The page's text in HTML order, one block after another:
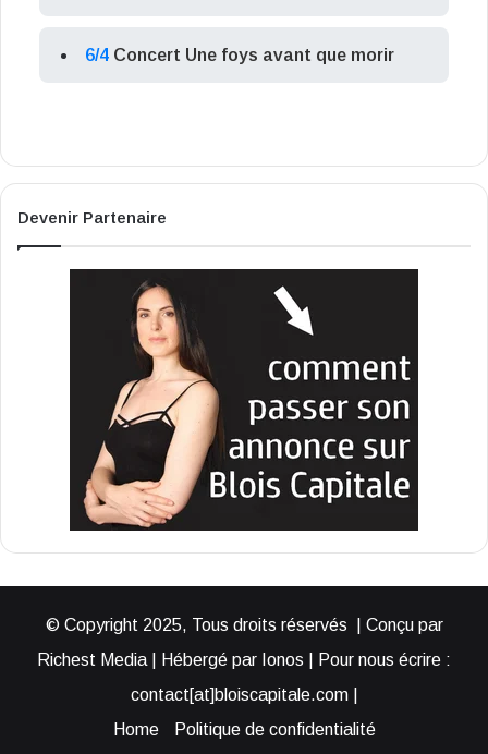
6/4 Concert Une foys avant que morir
Devenir Partenaire
© Copyright 2025, Tous droits réservés | Conçu par
Richest Media | Hébergé par Ionos | Pour nous écrire :
contact[at]bloiscapitale.com |
Home
Politique de confidentialité